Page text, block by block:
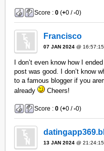
Score :0 (+0 /-0)
Francisco
07 JAN 2024 @ 16:57:15
I don’t even know how I
post was good. I don’t know
to a famous blogger if you
already
Cheers!
Score :0 (+0 /-0)
13 JAN 2024 @ 21:24:15